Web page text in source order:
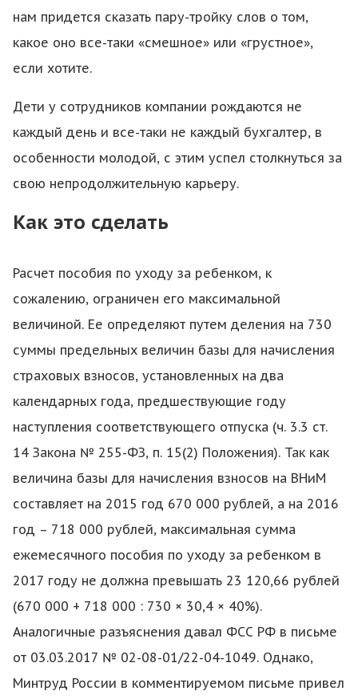
нам придется сказать пару-тройку слов о том,
какое оно все-таки «смешное» или «грустное»,
если хотите.
Дети у сотрудников компании рождаются не
каждый день и все-таки не каждый бухгалтер, в
особенности молодой, с этим успел столкнуться за
свою непродолжительную карьеру.
Как это сделать
Расчет пособия по уходу за ребенком, к
сожалению, ограничен его максимальной
величиной. Ее определяют путем деления на 730
суммы предельных величин базы для начисления
страховых взносов, установленных на два
календарных года, предшествующие году
наступления соответствующего отпуска (ч. 3.3 ст.
14 Закона № 255-ФЗ, п. 15(2) Положения). Так как
величина базы для начисления взносов на ВНиМ
составляет на 2015 год 670 000 рублей, а на 2016
год – 718 000 рублей, максимальная сумма
ежемесячного пособия по уходу за ребенком в
2017 году не должна превышать 23 120,66 рублей
(670 000 + 718 000 : 730 × 30,4 × 40%).
Аналогичные разъяснения давал ФСС РФ в письме
от 03.03.2017 № 02-08-01/22-04-1049. Однако,
Минтруд России в комментируемом письме привел